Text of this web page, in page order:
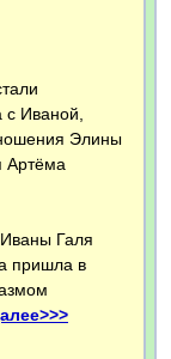
с Иваной,
Элины
Артёма
Галя
пришла в